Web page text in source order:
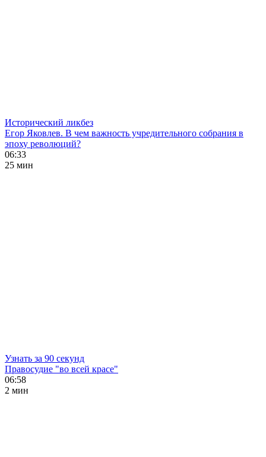
Исторический ликбез
Егор Яковлев. В чем важность учредительного собрания в
эпоху революций?
06:33
25 мин
Узнать за 90 секунд
Правосудие "во всей красе"
06:58
2 мин